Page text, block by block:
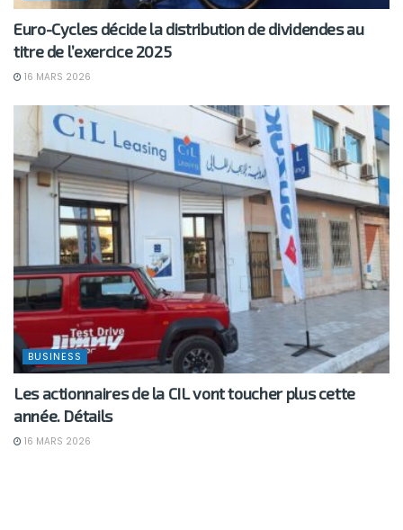
Euro-Cycles décide la distribution de dividendes au
titre de l’exercice 2025
16 MARS 2026
BUSINESS
Les actionnaires de la CIL vont toucher plus cette
année. Détails
16 MARS 2026